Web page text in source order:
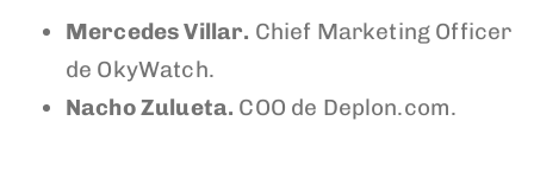
Mercedes Villar. Chief Marketing Officer
de OkyWatch.
Nacho Zulueta. COO de Deplon.com.